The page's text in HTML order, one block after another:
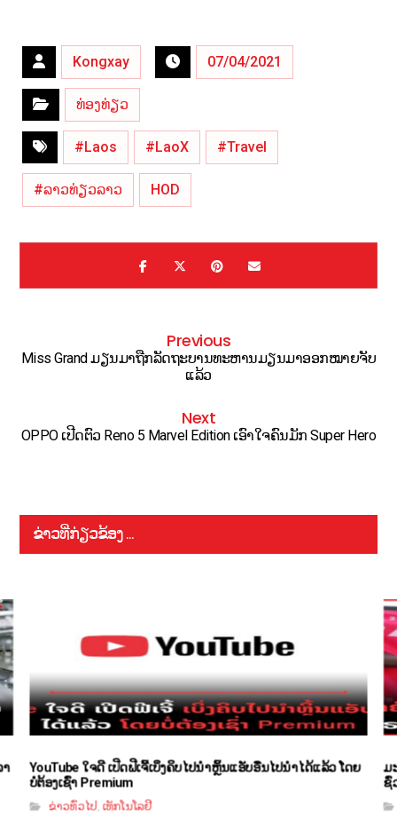
Kongxay 07/04/2021
ທ່ອງທ່ຽວ
#Laos #LaoX #Travel
#ລາວທ່ຽວລາວ HOD
Previous
Miss Grand ມຽນມາຖືກລັດຖະບານທະຫານມຽນມາອອກໝາຍຈັບ
ແລ້ວ
Next
OPPO ເປີດຕົວ Reno 5 Marvel Edition ເອົາໃຈຄົນມັກ Super Hero
ຂ່າວທີ່ກ່ຽວຂ້ອງ ...
າ YouTube ໃຈດີ ເປີດຟີເຈີ້ເບິ່ງຄິບໄປນຳຫຼິ້ນແອັບອື່ນໄປນຳໄດ້ແລ້ວ ໂດຍ
ບໍ່ຕ້ອງເຊົ່າ Premium
ຂ່າວທົ່ວໄປ ເທັກໂນໂລຢີ
ມ
ຊົ່